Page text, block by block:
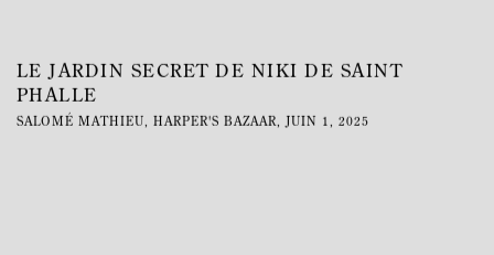
LE JARDIN SECRET DE NIKI DE SAINT
PHALLE
SALOMÉ MATHIEU, HARPER'S BAZAAR, JUIN 1, 2025